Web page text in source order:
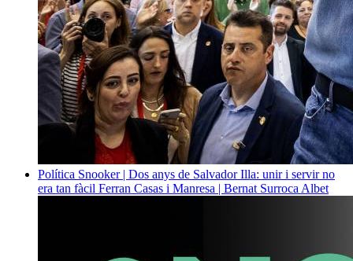
Política Snooker | Dos anys de Salvador Illa: unir i servir no
era tan fàcil Ferran Casas i Manresa | Bernat Surroca Albet